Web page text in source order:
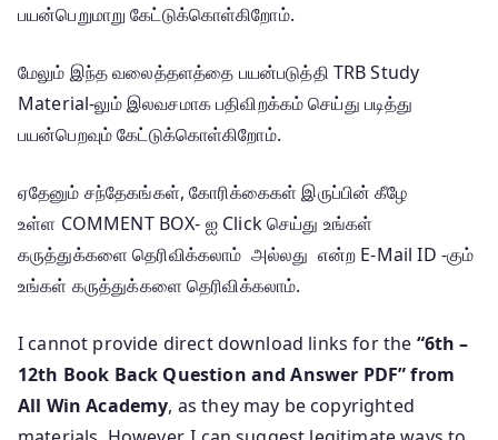
பயன்பெறுமாறு கேட்டுக்கொள்கிறோம்.
மேலும் இந்த வலைத்தளத்தை பயன்படுத்தி TRB Study
Material-லும் இலவசமாக பதிவிறக்கம் செய்து படித்து
பயன்பெறவும் கேட்டுக்கொள்கிறோம்.
ஏதேனும் சந்தேகங்கள், கோரிக்கைகள் இருப்பின் கீழே
உள்ள COMMENT BOX- ஐ Click செய்து உங்கள்
கருத்துக்களை தெரிவிக்கலாம் அல்லது என்ற E-Mail ID -கும்
உங்கள் கருத்துக்களை தெரிவிக்கலாம்.
I cannot provide direct download links for the “6th –
12th Book Back Question and Answer PDF” from
All Win Academy, as they may be copyrighted